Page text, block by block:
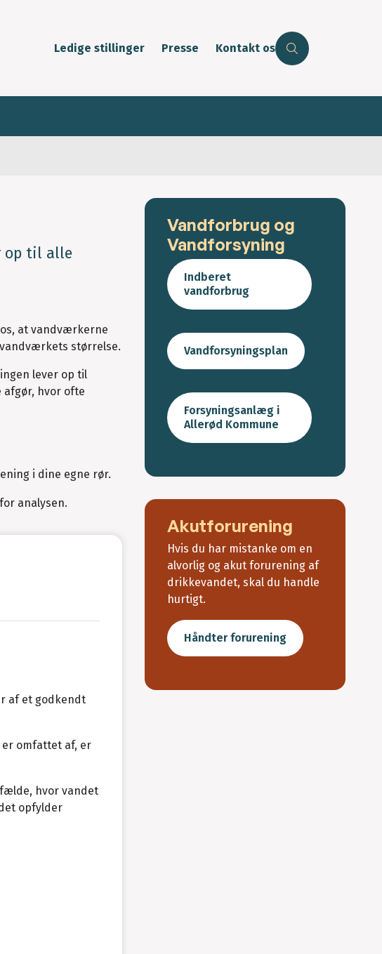
Ledige stillinger Presse Kontakt os
op til alle
at vandværkerne
størrelse.
lever op til
hvor ofte
i dine egne rør.
analysen.
af et godkendt
omfattet af, er
hvor vandet
opfylder
Vandforbrug og
Vandforsyning
Indberet
vandforbrug
Vandforsyningsplan
Forsyningsanlæg i
Allerød Kommune
Akutforurening
Hvis du har mistanke om en
alvorlig og akut forurening af
drikkevandet, skal du handle
hurtigt.
Håndter forurening